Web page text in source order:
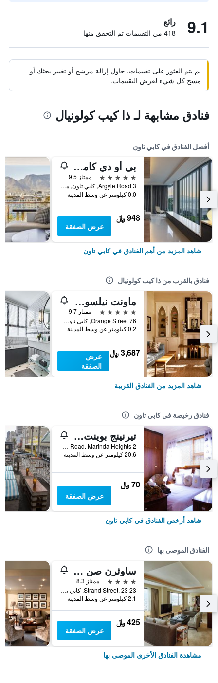
9.1 رائع
418 من التقييمات تم التحقق منها
لم يتم العثور على تقييمات. حاول إزالة مرشح أو تغيير بحثك أو
مسح كل شيء لعرض التقييمات.
فنادق مشابهة لـ ذا كيب كولونيال
أفضل الفنادق في كابي تاون
بي أو دي كامبس باي
5 نجوم
ممتاز 9.5
3 Argyle Road, كابي تاون, محافظة كيب الغربية, جنوب أفريقيا
0.0 كيلومتر عن وسط المدينة
948 ﷼
عرض الصفقة
شاهد المزيد من أهم الفنادق في كابي تاون
فنادق بالقرب من ذا كيب كولونيال
ماونت نيلسون، إيه بلموند هوتل، كيب تاون
5 نجوم
ممتاز 9.7
76 Orange Street, كابي تاون, محافظة كيب الغربية, جنوب أفريقيا
0.2 كيلومتر عن وسط المدينة
3,687 ﷼
عرض
الصفقة
شاهد المزيد من الفنادق القريبة
فنادق رخيصة في كابي تاون
تيرنينج بوينت بيد آند بريكفاست
2 Glenside Road, Marinda Heights, كابي تاون, محافظة كيب الغربية, جنوب أفريقيا
20.6 كيلومتر عن وسط المدينة
70 ﷼
عرض الصفقة
شاهد أرخص الفنادق في كابي تاون
الفنادق الموصى بها
ساوثرن صن كيب صن
4 نجوم
ممتاز 8.3
23 Strand Street, 23, كابي تاون, محافظة كيب الغربية, جنوب أفريقيا
2.1 كيلومتر عن وسط المدينة
425 ﷼
عرض الصفقة
مشاهدة الفنادق الأخرى الموصى بها